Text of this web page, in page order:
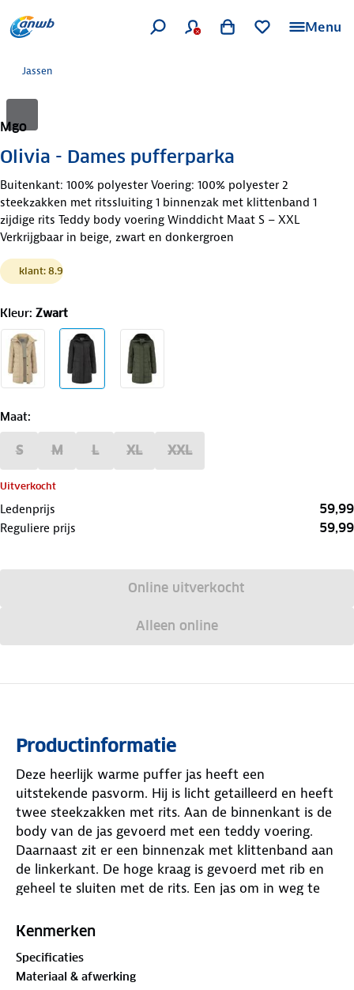
Menu
Jassen
Mgo
Olivia - Dames pufferparka
Buitenkant: 100% polyester Voering: 100% polyester 2
steekzakken met ritssluiting 1 binnenzak met klittenband 1
zijdige rits Teddy body voering Winddicht Maat S – XXL
Verkrijgbaar in beige, zwart en donkergroen
klant: 8.9
Kleur: Zwart
Maat:
S M L XL XXL
Uitverkocht
Ledenprijs 59,99
Reguliere prijs 59,99
Online uitverkocht
Alleen online
Productinformatie
Deze heerlijk warme puffer jas heeft een
uitstekende pasvorm. Hij is licht getailleerd en heeft
twee steekzakken met rits. Aan de binnenkant is de
body van de jas gevoerd met een teddy voering.
Daarnaast zit er een binnenzak met klittenband aan
de linkerkant. De hoge kraag is gevoerd met rib en
geheel te sluiten met de rits. Een jas om in weg te
Kenmerken
Specificaties
Materiaal & afwerking